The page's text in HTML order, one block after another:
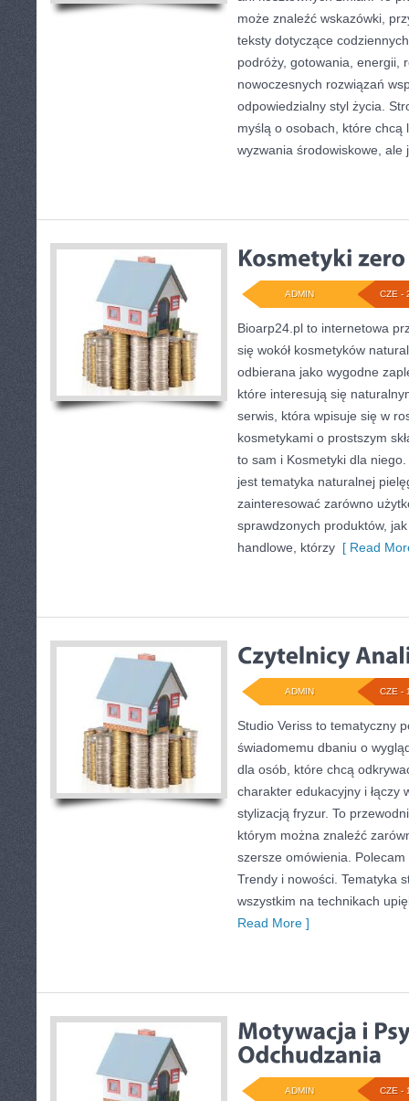
może znaleźć wskazówki,
teksty dotyczące
podróży, gotowania, energii,
nowoczesnych rozwiązań
odpowiedzialny styl życia.
myślą o osobach, które chcą
wyzwania środowiskowe, ale
CZE -
ADMIN
Bioarp24.pl to internetowa
się wokół kosmetyków
odbierana jako wygodne
które interesują się
serwis, która wpisuje się w
kosmetykami o prostszym
to sam i Kosmetyki dla
jest tematyka naturalnej
zainteresować zarówno
sprawdzonych produktów,
handlowe, którzy [ Read
CZE -
ADMIN
Studio Veriss to tematyczny
świadomemu dbaniu o
dla osób, które chcą
charakter edukacyjny i łączy
stylizacją fryzur. To
którym można znaleźć
szersze omówienia.
Trendy i nowości. Tematyka
wszystkim na technikach
Read More ]
CZE -
ADMIN